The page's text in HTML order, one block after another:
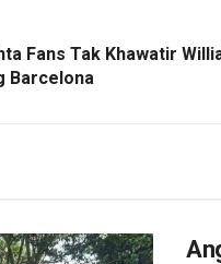
Fans Tak Khawatir
Barcelona